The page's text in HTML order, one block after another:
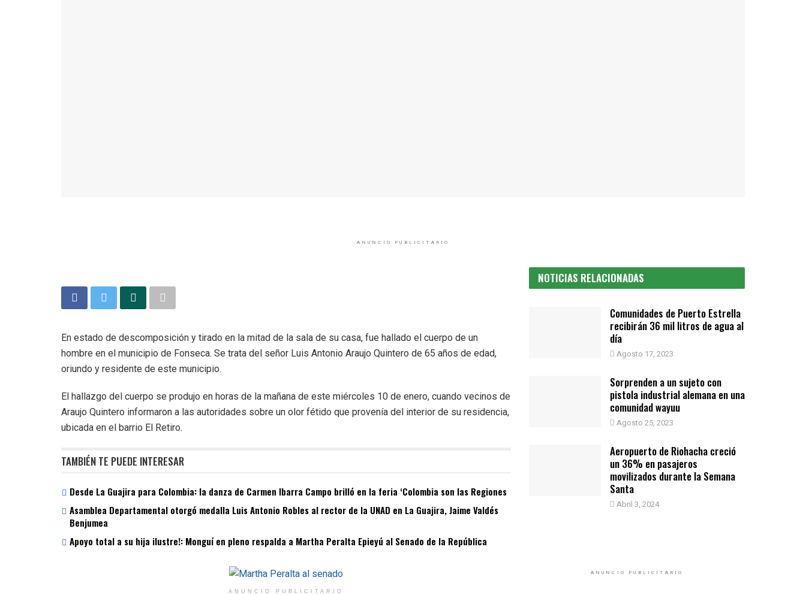
ANUNCIO PUBLICITARIO
En estado de descomposición y tirado en la mitad de la sala de su casa, fue hallado el cuerpo de un
hombre en el municipio de Fonseca. Se trata del señor Luis Antonio Araujo Quintero de 65 años de edad,
oriundo y residente de este municipio.
El hallazgo del cuerpo se produjo en horas de la mañana de este miércoles 10 de enero, cuando vecinos de
Araujo Quintero informaron a las autoridades sobre un olor fétido que provenía del interior de su residencia,
ubicada en el barrio El Retiro.
TAMBIÉN TE PUEDE INTERESAR
Desde La Guajira para Colombia: la danza de Carmen Ibarra Campo brilló en la feria ‘Colombia son las Regiones
Asamblea Departamental otorgó medalla Luis Antonio Robles al rector de la UNAD en La Guajira, Jaime Valdés
Benjumea
Apoyo total a su hija ilustre!: Monguí en pleno respalda a Martha Peralta Epieyú al Senado de la República
ANUNCIO PUBLICITARIO
NOTICIAS RELACIONADAS
Comunidades de Puerto Estrella
recibirán 36 mil litros de agua al
día
Agosto 17, 2023
Sorprenden a un sujeto con
pistola industrial alemana en una
comunidad wayuu
Agosto 25, 2023
Aeropuerto de Riohacha creció
un 36% en pasajeros
movilizados durante la Semana
Santa
Abril 3, 2024
ANUNCIO PUBLICITARIO